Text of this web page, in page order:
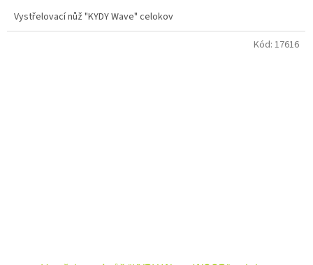
z
5
Vystřelovací nůž "KYDY Wave" celokov
Kód: 17616